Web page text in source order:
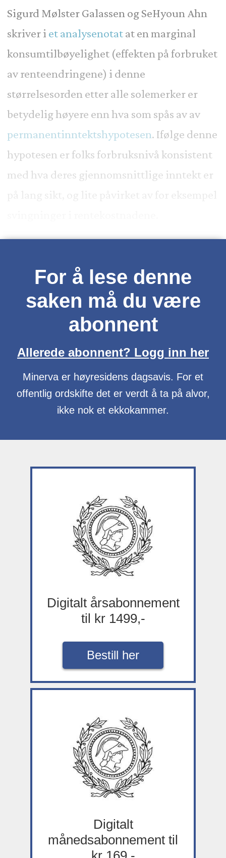
Sigurd Mølster Galassen og SeHyoun Ahn
skriver i et analysenotatat en marginal
konsumtilbøyelighet (effekten på forbruket
av renteendringene) i denne
størrelsesorden etter alle solemerker er
betydelig høyere enn hva som spås av av
permanentinntektshypotesen. Ifølge denne
hypotesen er folks forbruksnivå konsistent
med hva deres gjennomsnittlige inntekt er
For å lese denne
saken må du være
abonnent
Allerede abonnent? Logg inn her
Minerva er høyresidens dagsavis. For et
offentlig ordskifte det er verdt å ta på alvor,
ikke nok et ekkokammer.
Digitalt årsabonnement
til kr 1499,-
Bestill her
Digitalt
månedsabonnement til